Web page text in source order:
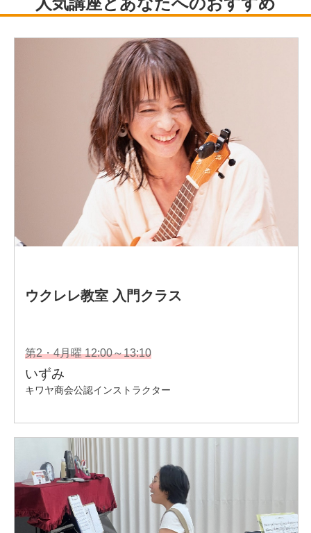
「邦楽のひととき」に出演
・小唄は水野派 二代目水野恵珠（けいじゅ）、長唄は故
二世 坂田仙蔵師に師事
・杵勝会会員 坂田仙永（せんえい）